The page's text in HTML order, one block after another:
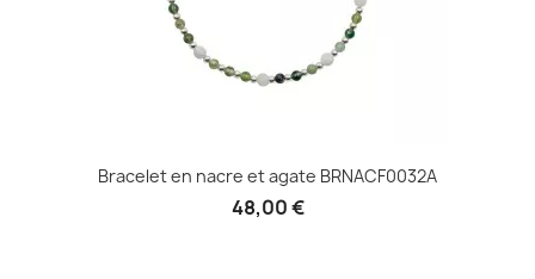
Bracelet en nacre et agate BRNACF0032A
48,00 €